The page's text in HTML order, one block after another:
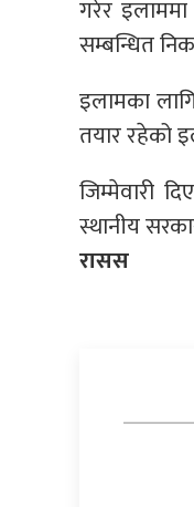
गरेर इलाममा
सम्बन्धित
इलामका
तयार रहेको
जिम्मेवारी
स्थानीय
रासस